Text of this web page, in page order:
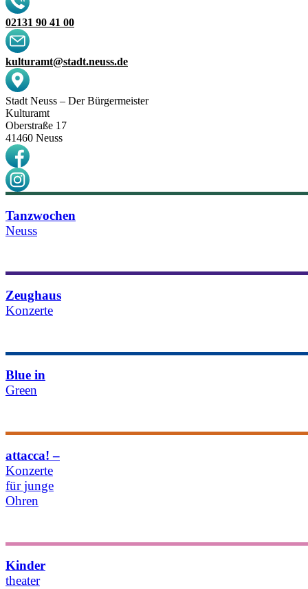
02131 90 41 00
kulturamt@stadt.neuss.de
Stadt Neuss – Der Bürgermeister
Kulturamt
Oberstraße 17
41460 Neuss
Tanzwochen
Neuss
Zeughaus​
Konzerte
Blue in
Green
attacca! –
Konzerte
für junge
Ohren
Kinder­​
theater